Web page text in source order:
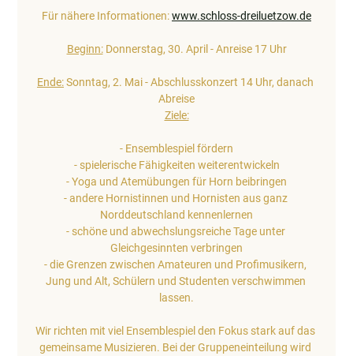
Für nähere Informationen: www.schloss-dreiluetzow.de
Beginn: Donnerstag, 30. April - Anreise 17 Uhr
Ende: Sonntag, 2. Mai - Abschlusskonzert 14 Uhr, danach
Abreise
Ziele:
- Ensemblespiel fördern
- spielerische Fähigkeiten weiterentwickeln
- Yoga und Atemübungen für Horn beibringen
- andere Hornistinnen und Hornisten aus ganz
Norddeutschland kennenlernen
- schöne und abwechslungsreiche Tage unter
Gleichgesinnten verbringen
- die Grenzen zwischen Amateuren und Profimusikern,
Jung und Alt, Schülern und Studenten verschwimmen
lassen.
Wir richten mit viel Ensemblespiel den Fokus stark auf das
gemeinsame Musizieren. Bei der Gruppeneinteilung wird